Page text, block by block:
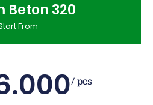
Beton 320
From
/ pcs